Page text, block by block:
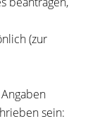
(zur
sein: